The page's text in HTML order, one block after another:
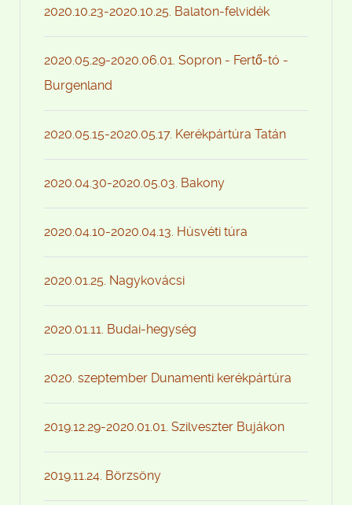
2020.10.23-2020.10.25. Balaton-felvidék
2020.05.29-2020.06.01. Sopron - Fertő-tó -
Burgenland
2020.05.15-2020.05.17. Kerékpártúra Tatán
2020.04.30-2020.05.03. Bakony
2020.04.10-2020.04.13. Húsvéti túra
2020.01.25. Nagykovácsi
2020.01.11. Budai-hegység
2020. szeptember Dunamenti kerékpártúra
2019.12.29-2020.01.01. Szilveszter Bujákon
2019.11.24. Börzsöny